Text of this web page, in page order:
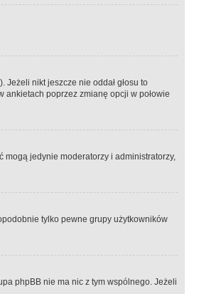
nikt jeszcze nie oddał głosu to
ankietach poprzez zmianę opcji w połowie
jedynie moderatorzy i administratorzy,
tylko pewne grupy użytkowników
phpBB nie ma nic z tym wspólnego. Jeżeli